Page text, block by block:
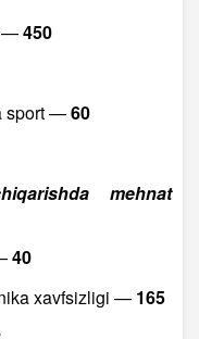
—450
sport —60
mehnat
40
xavfsizligi — 165